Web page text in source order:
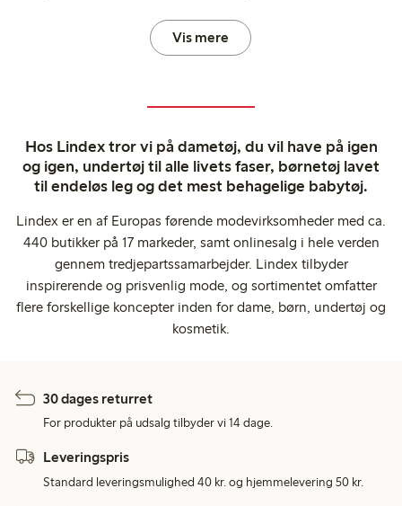
Vis mere
Hos Lindex tror vi på dametøj, du vil have på igen
og igen, undertøj til alle livets faser, børnetøj lavet
til endeløs leg og det mest behagelige babytøj.
Lindex er en af Europas førende modevirksomheder med ca.
440 butikker på 17 markeder, samt onlinesalg i hele verden
gennem tredjepartssamarbejder. Lindex tilbyder
inspirerende og prisvenlig mode, og sortimentet omfatter
flere forskellige koncepter inden for dame, børn, undertøj og
kosmetik.
30 dages returret
For produkter på udsalg tilbyder vi 14 dage.
Leveringspris
Standard leveringsmulighed 40 kr. og hjemmelevering 50 kr.